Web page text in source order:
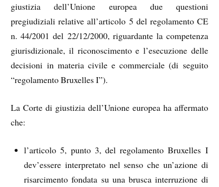
giustizia dell’Unione europea due questioni
pregiudiziali relative all’articolo 5 del regolamento CE
n. 44/2001 del 22/12/2000, riguardante la competenza
giurisdizionale, il riconoscimento e l’esecuzione delle
decisioni in materia civile e commerciale (di seguito
“regolamento Bruxelles I”).
La Corte di giustizia dell’Unione europea ha affermato
che:
l’articolo 5, punto 3, del regolamento Bruxelles I
dev’essere interpretato nel senso che un’azione di
risarcimento fondata su una brusca interruzione di